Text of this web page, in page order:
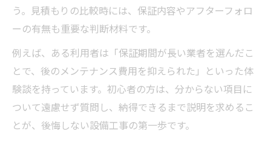
う。見積もりの比較時には、保証内容やアフターフォロ
ーの有無も重要な判断材料です。
例えば、ある利用者は「保証期間が長い業者を選んだこ
とで、後のメンテナンス費用を抑えられた」といった体
験談を持っています。初心者の方は、分からない項目に
ついて遠慮せず質問し、納得できるまで説明を求めるこ
とが、後悔しない設備工事の第一歩です。